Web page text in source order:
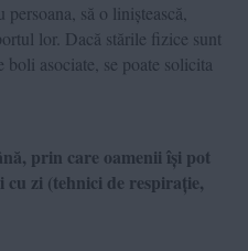
să o liniștească,
lor. Dacă stările fizice sunt
boli asociate, se poate solicita
prin care oamenii își pot
cu zi (tehnici de respirație,